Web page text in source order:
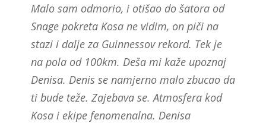
Malo sam odmorio, i otišao do šatora od
Snage pokreta Kosa ne vidim, on piči na
stazi i dalje za Guinnessov rekord. Tek je
na pola od 100km. Deša mi kaže upoznaj
Denisa. Denis se namjerno malo zbucao da
ti bude teže. Zajebava se. Atmosfera kod
Kosa i ekipe fenomenalna. Denisa